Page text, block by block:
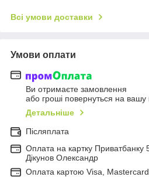
Всі умови доставки
Умови оплати
Ви отримаєте замовлення
або гроші повернуться на вашу
Детальніше
Післяплата
Оплата на картку
Дікунов Олександр
Оплата картою Visa,